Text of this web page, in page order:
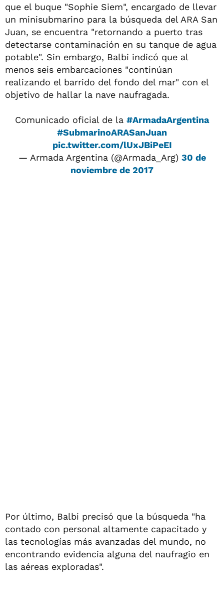
que el buque "Sophie Siem", encargado de llevar
un minisubmarino para la búsqueda del ARA San
Juan, se encuentra "retornando a puerto tras
detectarse contaminación en su tanque de agua
potable". Sin embargo, Balbi indicó que al
menos seis embarcaciones "continúan
realizando el barrido del fondo del mar" con el
objetivo de hallar la nave naufragada.
Comunicado oficial de la #ArmadaArgentina
#SubmarinoARASanJuan
pic.twitter.com/lUxJBiPeEI
— Armada Argentina (@Armada_Arg) 30 de
noviembre de 2017
Por último, Balbi precisó que la búsqueda "ha
contado con personal altamente capacitado y
las tecnologías más avanzadas del mundo, no
encontrando evidencia alguna del naufragio en
las aéreas exploradas".